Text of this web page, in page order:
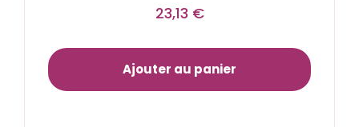
23,13 €
Ajouter au panier